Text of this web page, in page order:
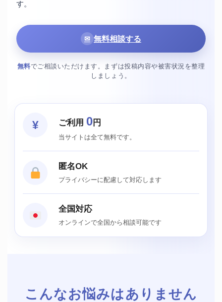
す。
✉ 無料相談する
無料でご相談いただけます。まずは投稿内容や被害状況を整理
しましょう。
¥ ご利用 0円
当サイトは全て無料です。
匿名OK
プライバシーに配慮して対応します
全国対応
オンラインで全国から相談可能です
こんなお悩みはありません